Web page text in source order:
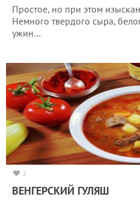
Простое, но при этом
Немного твердого сыра,
ужин…
2
ВЕНГЕРСКИЙ ГУЛЯШ